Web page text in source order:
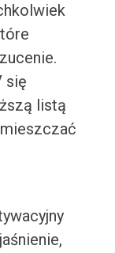
się
listą